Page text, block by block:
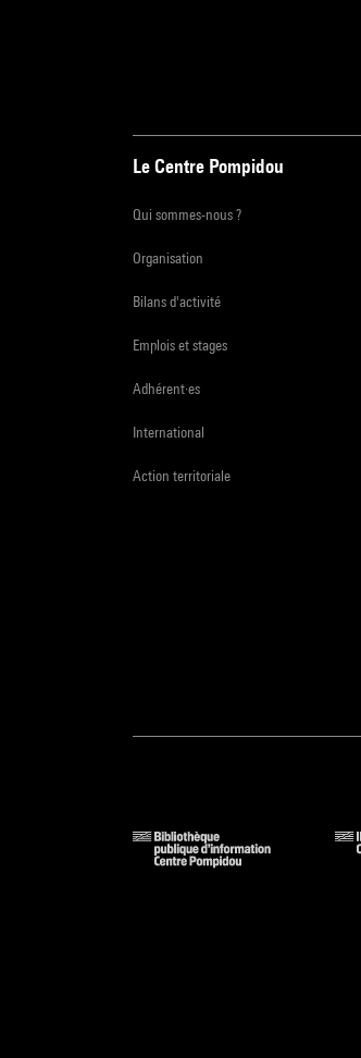
Le Centre Pompidou
Qui sommes-nous ?
Organisation
Bilans d'activité
Emplois et stages
Adhérent·es
International
Action territoriale